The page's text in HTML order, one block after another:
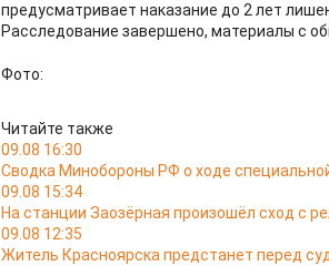
предусматривает наказание до 2 лет
Расследование завершено, материалы с
Фото:
Читайте также
09.08 16:30
Сводка Минобороны РФ о ходе
09.08 15:34
На станции Заозёрная произошёл сход с
09.08 12:35
Житель Красноярска предстанет перед